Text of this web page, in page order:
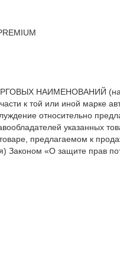
НАИМЕНОВАНИЙ
к той или иной марке
относительно
указанных
предлагаемом к
Законом «О защите прав